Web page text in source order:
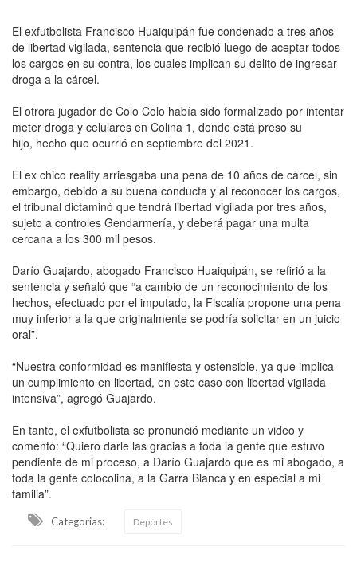
El exfutbolista Francisco Huaiquipán fue condenado a tres años
de libertad vigilada, sentencia que recibió luego de aceptar todos
los cargos en su contra, los cuales implican su delito de ingresar
droga a la cárcel.
El otrora jugador de Colo Colo había sido formalizado por intentar
meter droga y celulares en Colina 1, donde está preso su
hijo, hecho que ocurrió en septiembre del 2021.
El ex chico reality arriesgaba una pena de 10 años de cárcel, sin
embargo, debido a su buena conducta y al reconocer los cargos,
el tribunal dictaminó que tendrá libertad vigilada por tres años,
sujeto a controles Gendarmería, y deberá pagar una multa
cercana a los 300 mil pesos.
Darío Guajardo, abogado Francisco Huaiquipán, se refirió a la
sentencia y señaló que “a cambio de un reconocimiento de los
hechos, efectuado por el imputado, la Fiscalía propone una pena
muy inferior a la que originalmente se podría solicitar en un juicio
oral”.
“Nuestra conformidad es manifiesta y ostensible, ya que implica
un cumplimiento en libertad, en este caso con libertad vigilada
intensiva”, agregó Guajardo.
En tanto, el exfutbolista se pronunció mediante un video y
comentó: “Quiero darle las gracias a toda la gente que estuvo
pendiente de mi proceso, a Darío Guajardo que es mi abogado, a
toda la gente colocolina, a la Garra Blanca y en especial a mi
familia”.
Categorias: Deportes